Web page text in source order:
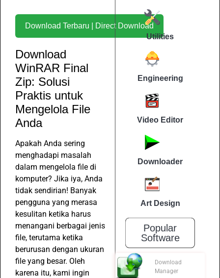
Download Terbaru | Direct Download
Download
WinRAR Final
Zip: Solusi
Praktis untuk
Mengelola File
Anda
Apakah Anda sering
menghadapi masalah
dalam mengelola file di
komputer? Jika iya, Anda
tidak sendirian! Banyak
pengguna yang merasa
kesulitan ketika harus
menangani berbagai jenis
file, terutama ketika
berurusan dengan ukuran
file yang besar. Oleh
karena itu, kami ingin
Utilities
Engineering
Video Editor
Downloader
Art Design
Popular
Software
Download
Manager